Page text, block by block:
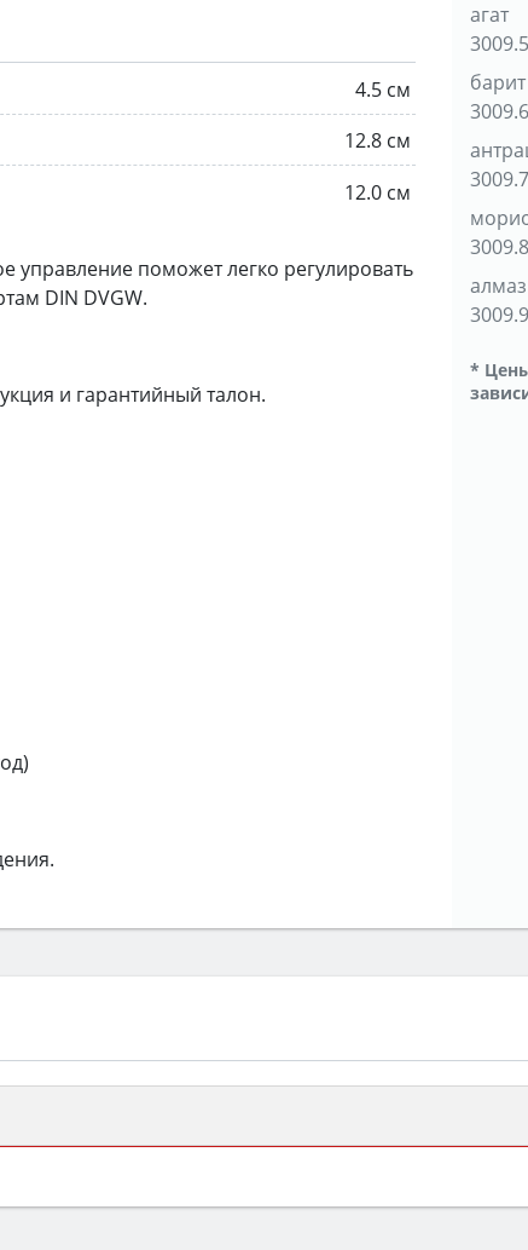
4.5 см
12.8 см
12.0 см
поможет легко регулировать
DIN DVGW.
и гарантийный талон.
агат
барит
алмаз
*
(конвекция, гриль, самоочистка, защита от